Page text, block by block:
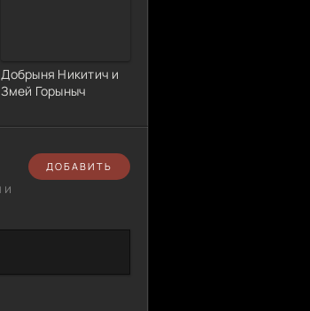
Добрыня Никитич и
Змей Горыныч
и
ДОБАВИТЬ